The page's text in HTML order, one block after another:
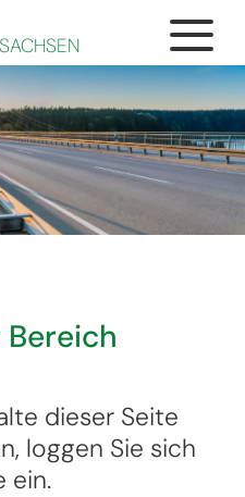
SACHSEN
dieser Seite
loggen Sie sich
ein.